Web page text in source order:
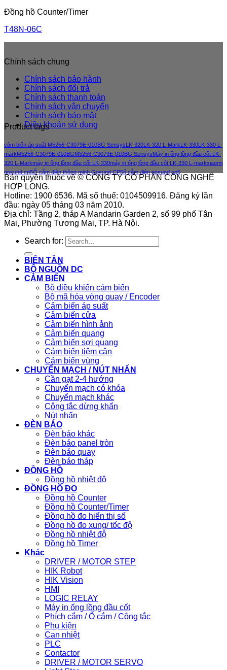
Đồng hồ Counter/Timer
T48N-06C
Chính sách chung
Chính sách bảo hành
Chính sách đổi trả
Chính sách thanh toán
Chính sách vận chuyển
Chính sách bảo mật
Điều khoản sử dung
Product tags
cảm biến áp suất M5256-C3079E-010BG Sensys LK-320 LK-320 L-Mark LK-330 LK-330 L-
markM5256-C3079E-010BGM5256-C3079E-010BG SensysMáy in ống lồng đầu cốt LK-
320 L-Markmáy in ống lồng đầu cốt LK-330máy in ống lồng đầu cốt LK-330 L-markxiaomi
gosund cp5Ổ cắm điện thông minh Gosund CP5ổ cắm điện gosund cp5
Bản quyền thuộc về © CÔNG TY CỔ PHẦN CÔNG NGHỆ
HỢP LONG.
Hotline: 1900 6536. Mã số thuế: 0104509916. Đăng ký lần
đầu: ngày 05 tháng 03 năm 2010.
Địa chỉ: Tầng 2, tháp A Mandarin Garden 2, số 99 phố Tân
Mai, Phường Tương Mai, TP. Hà Nội.
Search for:
BIẾN TẦN
BỘ NGUỒN DC
CẢM BIẾN
Bộ điều khiển cảm biến
Bộ mã hóa vòng quay / Encoder
Cảm biến áp suất
Cảm biến cửa
Cảm biến hình ảnh
Cảm biến quang
Cảm biến sợi quang
Cảm biến tiệm cận
Cảm biến vùng
CHUYỂN MẠCH / NÚT NHẤN
Cần gạt 2-4 hướng
Chuyển mạch có khóa
Chuyển mạch khác
Công tắc dừng khẩn
Nút nhấn
ĐÈN BÁO
Đèn báo khác
Đèn báo panel tròn
Đèn báo quay
Đèn báo tháp
ĐỒNG HỒ
Đồng hồ nhiệt độ
ĐỒNG HỒ ĐO
Đồng hồ Counter
Đồng hồ Counter/Timer
Đồng hồ đo hiển thị số
Đồng hồ đo xung/ tốc độ
Đồng hồ nhiệt độ
Đồng hồ Timer
Khác
DRIVER / MOTOR STEP
HIK Robot
HIK Vision
HMI
LOGIC RELAY
Máy in ống lồng đầu cốt
Phích cắm / Ổ cắm / Công tắc
Phụ kiện
Can nhiệt
PLC
Contactor
DRIVER / MOTOR SERVO